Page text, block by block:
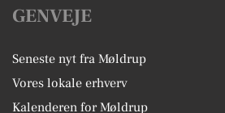
GENVEJE
Seneste nyt fra Møldrup
Vores lokale erhverv
Kalenderen for Møldrup